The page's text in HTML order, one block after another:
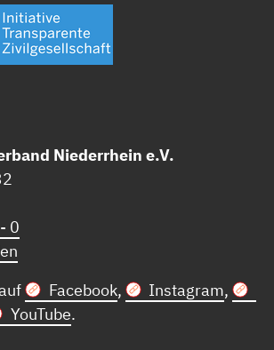
Niederrhein e.V.
0
Facebook, Instagram,
YouTube.